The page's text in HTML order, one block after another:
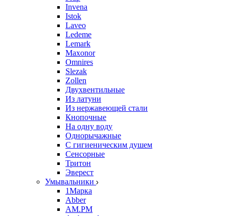
Invena
Istok
Laveo
Ledeme
Lemark
Maxonor
Omnires
Slezak
Zollen
Двухвентильные
Из латуни
Из нержавеющей стали
Кнопочные
На одну воду
Однорычажные
С гигиеническим душем
Сенсорные
Тритон
Эверест
Умывальники
1Марка
Abber
AM.PM